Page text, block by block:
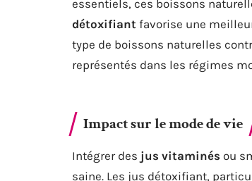
essentiels, ces boissons
détoxifiant favorise une
type de boissons naturelles
représentés dans les régimes
Impact sur le mode de vie
Intégrer des jus vitaminés ou
saine. Les jus détoxifiant,